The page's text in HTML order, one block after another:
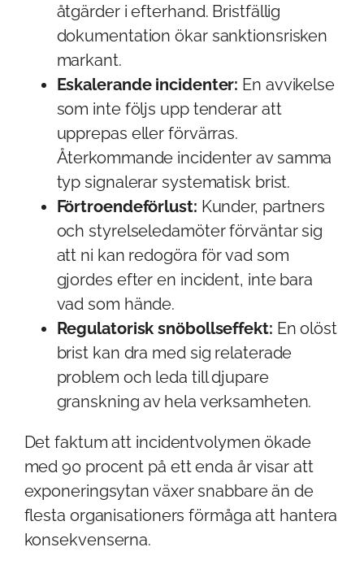
åtgärder i efterhand. Bristfällig
dokumentation ökar sanktionsrisken
markant.
Eskalerande incidenter: En avvikelse
som inte följs upp tenderar att
upprepas eller förvärras.
Återkommande incidenter av samma
typ signalerar systematisk brist.
Förtroendeförlust: Kunder, partners
och styrelseledamöter förväntar sig
att ni kan redogöra för vad som
gjordes efter en incident, inte bara
vad som hände.
Regulatorisk snöbollseffekt: En olöst
brist kan dra med sig relaterade
problem och leda till djupare
granskning av hela verksamheten.
Det faktum att incidentvolymen ökade
med 90 procent på ett enda år visar att
exponeringsytan växer snabbare än de
flesta organisationers förmåga att hantera
konsekvenserna.